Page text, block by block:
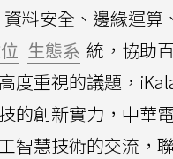
料安全、邊緣運算
生態系 統，協助
度重視的議題，
的創新實力，中華
智慧技術的交流，